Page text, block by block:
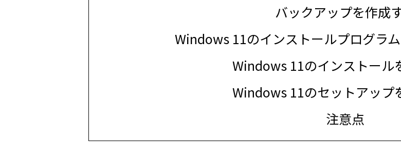
バックアップを作成
Windows 11のインストールプログラ
Windows 11のインストール
Windows 11のセットアップ
注意点